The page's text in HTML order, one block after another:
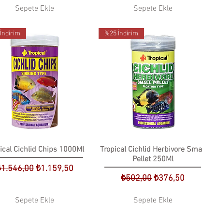
Sepete Ekle Sepete Ekle
Cichlid Chips 1000Ml
Fiyatİndirimli Fiyat
₺1.159,50
Sepete Ekle
%25 İndirim
Tropical Cichlid Herbivore
Pellet 250Ml
Normal Fiyat
₺502,00İndirimli Fiyat
₺376,50
Sepete Ekle